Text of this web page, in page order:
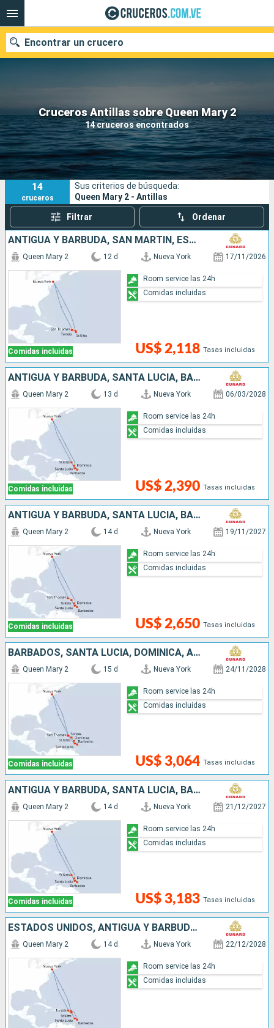
Cruceros Antillas sobre Queen Mary 2
14 cruceros encontrados
Encontrar un crucero
Nuestros destinos
Fecha de salida
Puertos Compañías
Buscar
14
cruceros
Sus criterios de búsqueda:
Queen Mary 2 - Antillas
Filtrar Ordenar
ANTIGUA Y BARBUDA, SAN MARTÍN, ESTADOS UNIDOS
Comidas incluidas
Queen Mary 2 12 d Nueva York 17/11/2026
US$ 2,118 Tasas incluidas
Room service las 24h
Comidas incluidas
ANTIGUA Y BARBUDA, SANTA LUCIA, BARBADOS, DOMINICA, SAN MARTÍN, ESTADOS UNIDOS
Comidas incluidas
Queen Mary 2 13 d Nueva York 06/03/2028
US$ 2,390 Tasas incluidas
Room service las 24h
Comidas incluidas
ANTIGUA Y BARBUDA, SANTA LUCIA, BARBADOS, DOMINICA, SAN MARTÍN, ESTADOS UNIDOS
Comidas incluidas
Queen Mary 2 14 d Nueva York 19/11/2027
US$ 2,650 Tasas incluidas
Room service las 24h
Comidas incluidas
BARBADOS, SANTA LUCIA, DOMINICA, ANTIGUA Y BARBUDA, ESTADOS UNIDOS
Comidas incluidas
Queen Mary 2 15 d Nueva York 24/11/2028
US$ 3,064 Tasas incluidas
Room service las 24h
Comidas incluidas
ANTIGUA Y BARBUDA, SANTA LUCIA, BARBADOS, DOMINICA, SAN MARTÍN, ESTADOS UNIDOS
Comidas incluidas
Queen Mary 2 14 d Nueva York 21/12/2027
US$ 3,183 Tasas incluidas
Room service las 24h
Comidas incluidas
ESTADOS UNIDOS, ANTIGUA Y BARBUDA, SANTA LUCIA, BARBADOS, SAN MARTÍN
Queen Mary 2 14 d Nueva York 22/12/2028
Room service las 24h
Comidas incluidas